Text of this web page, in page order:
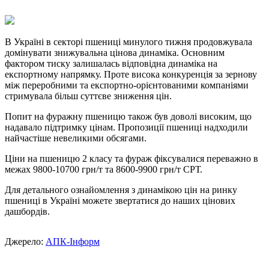
Link
Print
В Україні в секторі пшениці минулого тижня продовжувала
домінувати знижувальна цінова динаміка. Основним
фактором тиску залишалась відповідна динаміка на
експортному напрямку. Проте висока конкуренція за зернову
між переробними та експортно-орієнтованими компаніями
стримувала більш суттєве зниження цін.
Попит на фуражну пшеницю також був доволі високим, що
надавало підтримку цінам. Пропозиції пшениці надходили
найчастіше невеликими обсягами.
Ціни на пшеницю 2 класу та фураж фіксувалися переважно в
межах 9800-10700 грн/т та 8600-9900 грн/т СРТ.
Для детального ознайомлення з динамікою цін на ринку
пшениці в Україні можете звертатися до наших цінових
дашбордів.
Джерело: АПК-Інформ